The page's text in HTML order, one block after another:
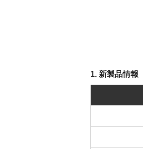
1. 新製品情報